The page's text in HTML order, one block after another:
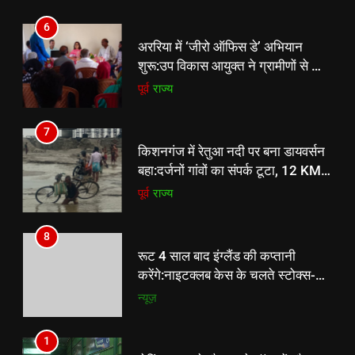
8
रूट 4 साल बाद इंग्लैंड की कप्तानी
करेंगे:नाइटक्लब केस के चलते स्टोक्स-
एटकिंसन दूसरे टेस्ट से बाहर; आर्चर की
न्यूज़
7
किशनगंज में रेतुआ नदी पर बना डायवर्सन
बहा:दर्जनों गांवों का संपर्क टूटा, 12 KM
8
रूट 4 साल बाद इंग्लैंड की कप्तानी
करेंगे:नाइटक्लब केस के चलते स्टोक्स-
शेपिंग फ्यूचर के बैनर तले डॉक्टरों और
चार्टर्ड अकाउंटेंट्स के बीच रोमांचक